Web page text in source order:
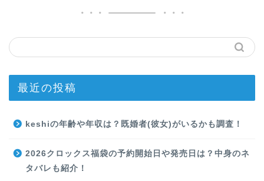
最近の投稿
keshiの年齢や年収は？既婚者(彼女)がいるかも調査！
2026クロックス福袋の予約開始日や発売日は？中身のネ
タバレも紹介！